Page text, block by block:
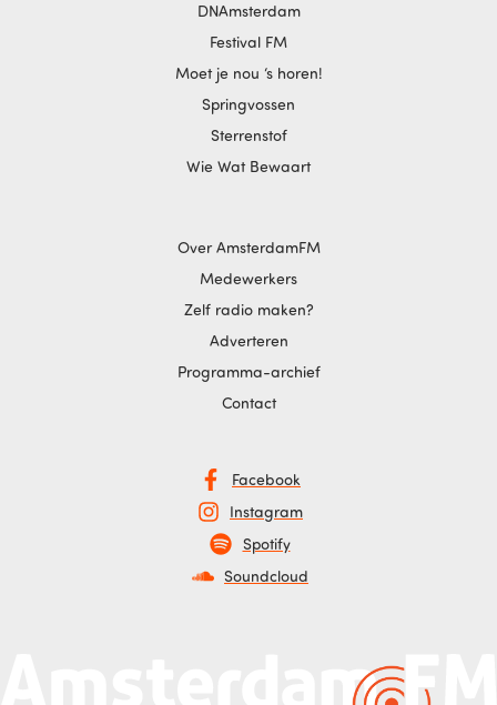
DNAmsterdam
Festival FM
Moet je nou ‘s horen!
Springvossen
Sterrenstof
Wie Wat Bewaart
Over AmsterdamFM
Medewerkers
Zelf radio maken?
Adverteren
Programma-archief
Contact
Facebook
Instagram
Spotify
Soundcloud